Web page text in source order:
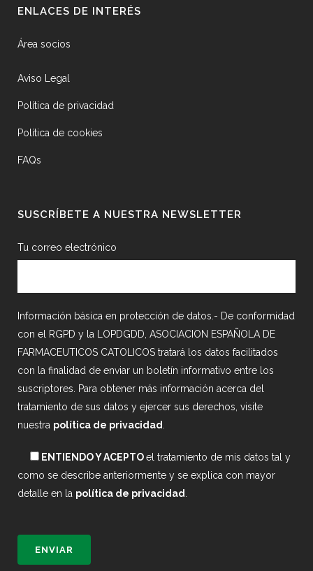
ENLACES DE INTERÉS
Área socios
Aviso Legal
Política de privacidad
Política de cookies
FAQs
SUSCRÍBETE A NUESTRA NEWSLETTER
Tu correo electrónico
Información básica en protección de datos.- De conformidad
con el RGPD y la LOPDGDD, ASOCIACION ESPAÑOLA DE
FARMACEUTICOS CATOLICOS tratará los datos facilitados
con la finalidad de enviar un boletín informativo entre los
suscriptores. Para obtener más información acerca del
tratamiento de sus datos y ejercer sus derechos, visite
nuestra política de privacidad
ENTIENDO Y ACEPTOel tratamiento de mis datos tal y
como se describe anteriormente y se explica con mayor
detalle en la política de privacidad